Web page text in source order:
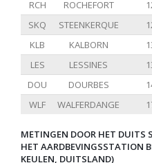
RCH ROCHEFORT
SKQ
STEENKERQUE
KLB
KALBORN
LES
LESSINES
DOU
DOURBES
WLF
WALFERDANGE
METINGEN DOOR HET DUITS
HET AARDBEVINGSSTATION
KEULEN, DUITSLAND)